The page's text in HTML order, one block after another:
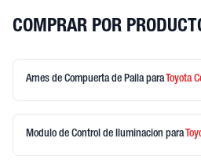
COMPRAR POR
Arnes de Compuerta de Paila para Toyota
Modulo de Control de Iluminacion para